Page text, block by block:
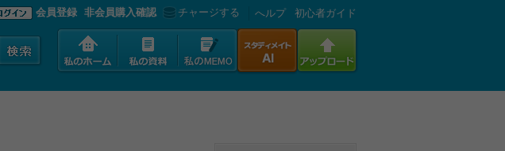
会員登録 非会員購入確認 チャージする へルプ 初心者ガイド